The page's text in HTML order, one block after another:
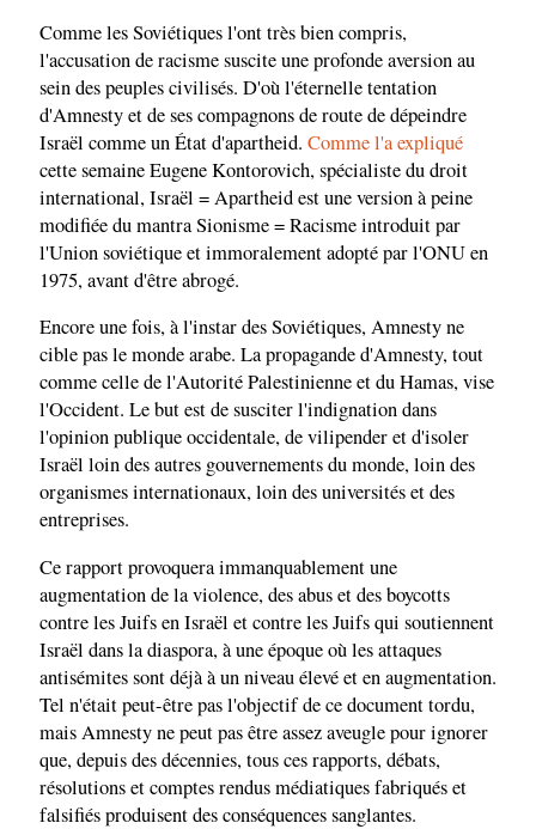
Comme les Soviétiques l'ont très bien compris,
l'accusation de racisme suscite une profonde aversion au
sein des peuples civilisés. D'où l'éternelle tentation
d'Amnesty et de ses compagnons de route de dépeindre
Israël comme un État d'apartheid. Comme l'a expliqué
cette semaine Eugene Kontorovich, spécialiste du droit
international, Israël = Apartheid est une version à peine
modifiée du mantra Sionisme = Racisme introduit par
l'Union soviétique et immoralement adopté par l'ONU en
1975, avant d'être abrogé.
Encore une fois, à l'instar des Soviétiques, Amnesty ne
cible pas le monde arabe. La propagande d'Amnesty, tout
comme celle de l'Autorité Palestinienne et du Hamas, vise
l'Occident. Le but est de susciter l'indignation dans
l'opinion publique occidentale, de vilipender et d'isoler
Israël loin des autres gouvernements du monde, loin des
organismes internationaux, loin des universités et des
entreprises.
Ce rapport provoquera immanquablement une
augmentation de la violence, des abus et des boycotts
contre les Juifs en Israël et contre les Juifs qui soutiennent
Israël dans la diaspora, à une époque où les attaques
antisémites sont déjà à un niveau élevé et en augmentation.
Tel n'était peut-être pas l'objectif de ce document tordu,
mais Amnesty ne peut pas être assez aveugle pour ignorer
que, depuis des décennies, tous ces rapports, débats,
résolutions et comptes rendus médiatiques fabriqués et
falsifiés produisent des conséquences sanglantes.